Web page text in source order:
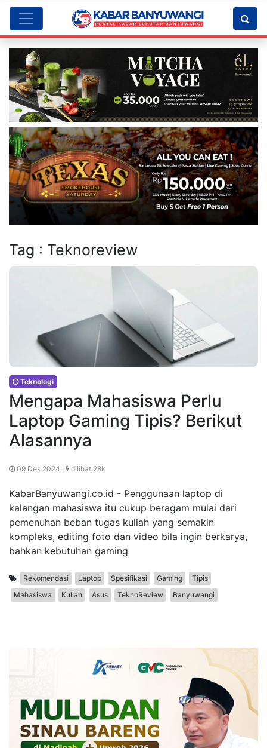
Tag : Teknoreview
Teknologi
Mengapa Mahasiswa Perlu
Laptop Gaming Tipis? Berikut
Alasannya
09 Des 2024 , dilihat 28k
KabarBanyuwangi.co.id - Penggunaan laptop di
kalangan mahasiswa itu cukup beragam mulai dari
pemenuhan beban tugas kuliah yang semakin
kompleks, editing foto dan video bila ingin berkarya,
bahkan kebutuhan gaming
Rekomendasi Laptop Spesifikasi Gaming
Tipis
Mahasiswa
Kuliah Asus TeknoReview Banyuwangi